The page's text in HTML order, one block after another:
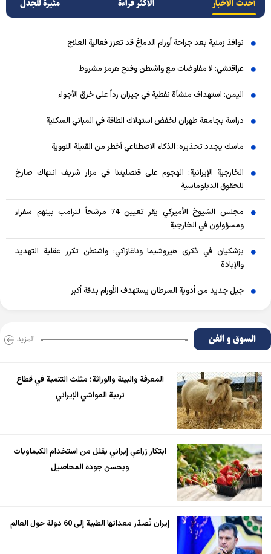
أحدث الأخبار الأکثر قراءة مثيرة للجدل
نوافذ زمنية بعد جراحة أورام الدماغ قد تعزز فعالية العلاج
عراقتشي: لا مفاوضات مع واشنطن وفتح هرمز مشروط
اليمن: استهداف منشأة نفطية في جيزان رداً على خرق الأجواء
دراسة بجامعة طهران لخفض استهلاك الطاقة في المباني السكنية
ماسك يجدد تحذيره: الذكاء الاصطناعي أخطر من القنبلة النووية
الخارجية الإيرانية: الهجوم على قنصليتنا في مزار شريف انتهاك صارخ
للحقوق الدبلوماسية
مجلس الشيوخ الأميركي يقر تعيين 74 مرشحاً لترامب بينهم سفراء
ومسؤولون في الخارجية
بزشكيان في ذكرى هيروشيما وناغازاكي: واشنطن تكرر عقلية التهديد
والإبادة
جيل جديد من أدوية السرطان يستهدف الأورام بدقة أكبر
السوق و الفن المزید
المعرفة والبيئة والوراثة؛ مثلث التنمية في قطاع
تربية المواشي الإيراني
ابتكار زراعي إيراني يقلل من استخدام الكيماويات
ويحسن جودة المحاصيل
إيران تُصدّر معداتها الطبية إلى 60 دولة حول العالم